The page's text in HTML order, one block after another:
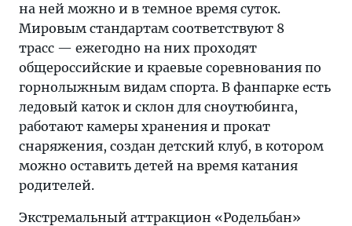
на ней можно и в темное время суток.
Мировым стандартам соответствуют 8
трасс — ежегодно на них проходят
общероссийские и краевые соревнования по
горнолыжным видам спорта. В фанпарке есть
ледовый каток и склон для сноутюбинга,
работают камеры хранения и прокат
снаряжения, создан детский клуб, в котором
можно оставить детей на время катания
родителей.
Экстремальный аттракцион «Родельбан»